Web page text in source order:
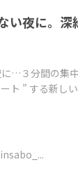
い夜に。
…３分間の集
ト ” する新し